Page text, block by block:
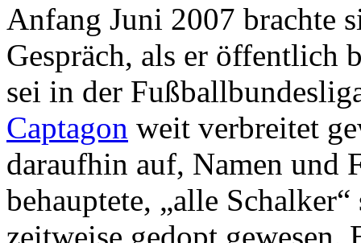
Anfang Juni 2007 brachte
Gespräch, als er öffentlich
sei in der
Captagon weit verbreitet
daraufhin auf, Namen und
behauptete, „alle
zeitweise gedopt gewesen.